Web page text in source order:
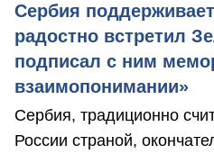
Сербия
радостно встретил
подписал с ним
взаимопонимании»
Сербия, традиционно
России страной,